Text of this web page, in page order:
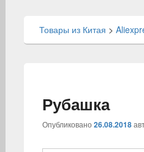
Товары из Китая >
Рубашка
Опубликовано 26.08.2018